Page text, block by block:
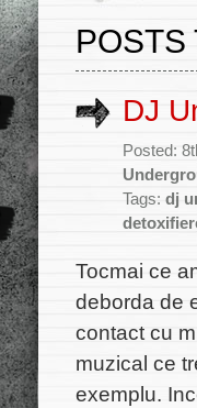
POSTS
DJ
Posted:
Tags: dj
Tocmai ce
deborda de
contact cu
muzical ce
exemplu.